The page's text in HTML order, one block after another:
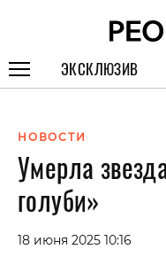
ЭКСКЛЮЗИВ
ИНТЕРВЬЮ
ПОКОЛЕНИЕ
НОВОСТИ
Умерла
голуби»
18 июня 2025 10:16